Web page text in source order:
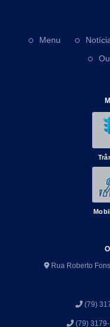
Menu
Rua Roberto
(79)
(79) 3179-